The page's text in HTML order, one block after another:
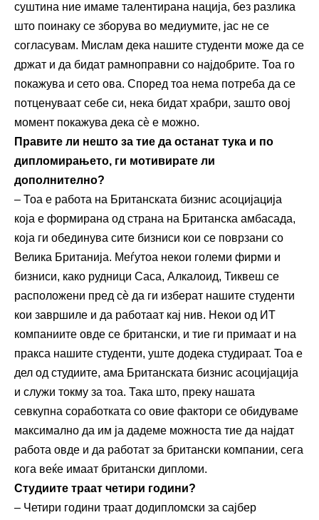
суштина ние имаме талентирана нација, без разлика
што поинаку се зборува во медиумите, јас не се
согласувам. Мислам дека нашите студенти може да се
држат и да бидат рамноправни со најдобрите. Тоа го
покажува и сето ова. Според тоа нема потреба да се
потценуваат себе си, нека бидат храбри, зашто овој
момент покажува дека сѐ е можно.
Правите ли нешто за тие да останат тука и по
дипломирањето, ги мотивирате ли
дополнително?
– Тоа е работа на Британската бизнис асоцијација
која е формирана од страна на Британска амбасада,
која ги обединува сите бизниси кои се поврзани со
Велика Британија. Меѓутоа некои големи фирми и
бизниси, како рудници Саса, Алкалоид, Тиквеш се
расположени пред сѐ да ги изберат нашите студенти
кои завршиле и да работаат кај нив. Некои од ИТ
компаниите овде се британски, и тие ги примаат и на
пракса нашите студенти, уште додека студираат. Тоа е
дел од студиите, ама Британската бизнис асоцијација
и служи токму за тоа. Така што, преку нашата
севкупна соработката со овие фактори се обидуваме
максимално да им ја дадеме можноста тие да најдат
работа овде и да работат за британски компании, сега
кога веќе имаат британски дипломи.
Студиите траат четири години?
– Четири години траат додипломски за сајбер